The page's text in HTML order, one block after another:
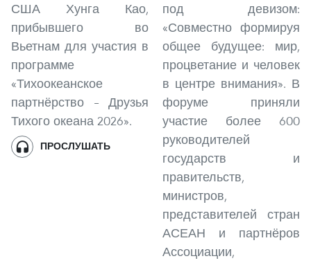
США Хунга Као,
прибывшего во
Вьетнам для участия в
программе
«Тихоокеанское
партнёрство – Друзья
Тихого океана 2026».
ПРОСЛУШАТЬ
под девизом:
«Совместно формируя
общее будущее: мир,
процветание и человек
в центре внимания». В
форуме приняли
участие более 600
руководителей
государств и
правительств,
министров,
представителей стран
АСЕАН и партнёров
Ассоциации,